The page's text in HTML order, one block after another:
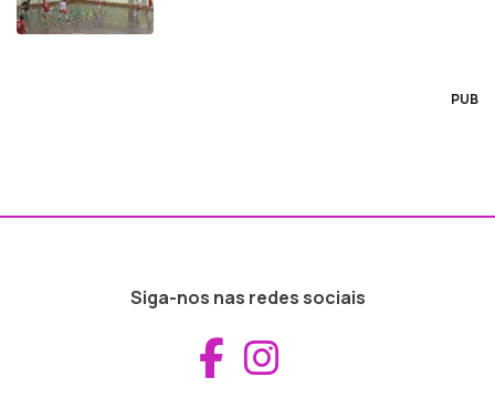
PUB
Siga-nos nas redes sociais
Aceder ao